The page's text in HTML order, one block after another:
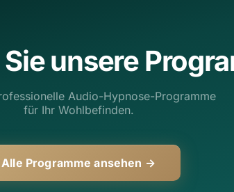
unsere
Audio-Hypnose-Programme
für Ihr Wohlbefinden.
Alle Programme ansehen →